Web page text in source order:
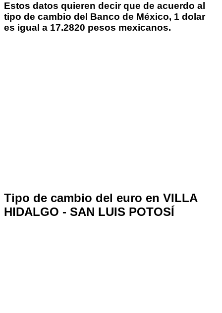
Estos datos quieren decir que de acuerdo al
tipo de cambio del Banco de México, 1 dolar
es igual a 17.2820 pesos mexicanos.
Tipo de cambio del euro en VILLA
HIDALGO - SAN LUIS POTOSÍ